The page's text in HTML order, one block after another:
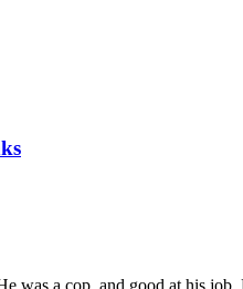
was a cop, and good at his